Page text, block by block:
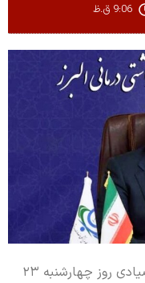
9:06 ق.ظ
به گزارش خبر انلاین البرز، دکتر شهرام صیادی روز چهارشنبه ۲۳